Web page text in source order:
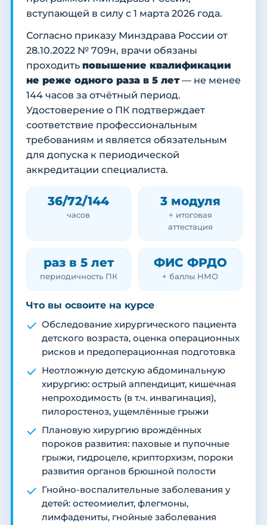
вступающей в силу с 1 марта 2026 года.
Согласно приказу Минздрава России от
28.10.2022 № 709н, врачи обязаны
проходить повышение квалификации
не реже одного раза в 5 лет— не менее
144 часов за отчётный период.
Удостоверение о ПК подтверждает
соответствие профессиональным
требованиям и является обязательным
для допуска к периодической
аккредитации специалиста.
36/72/144
часов
3 модуля
+ итоговая
аттестация
раз в 5 лет
периодичность ПК
ФИС ФРДО
+ баллы НМО
Что вы освоите на курсе
Обследование хирургического пациента
детского возраста, оценка операционных
рисков и предоперационная подготовка
Неотложную детскую абдоминальную
хирургию: острый аппендицит, кишечная
непроходимость (в т.ч. инвагинация),
пилоростеноз, ущемлённые грыжи
Плановую хирургию врождённых
пороков развития: паховые и пупочные
грыжи, гидроцеле, крипторхизм, пороки
развития органов брюшной полости
Гнойно-воспалительные заболевания у
детей: остеомиелит, флегмоны,
лимфадениты, гнойные заболевания